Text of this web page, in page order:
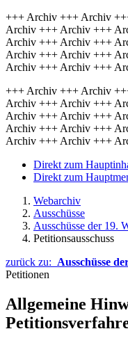
+++ Archiv +++ Archiv
Archiv +++ Archiv +++
Archiv +++ Archiv +++
Archiv +++ Archiv +++
Archiv +++ Archiv +++
+++ Archiv +++ Archiv
Archiv +++ Archiv +++
Archiv +++ Archiv +++
Archiv +++ Archiv +++
Archiv +++ Archiv +++
Direkt zum
Direkt zum
Webarchiv
Ausschüsse
Ausschüsse der 19.
Petitionsausschuss
zurück zu: Ausschüsse
Petitionen
Allgemeine